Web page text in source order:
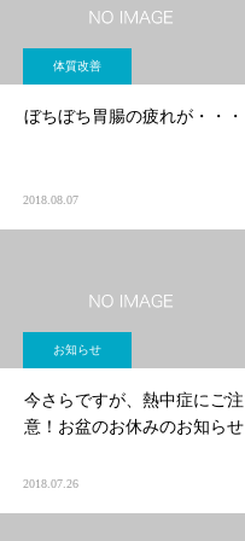
体質改善
ぼちぼち胃腸の疲れが・・・
2018.08.07
お知らせ
今さらですが、熱中症にご注
意！お盆のお休みのお知らせ
2018.07.26